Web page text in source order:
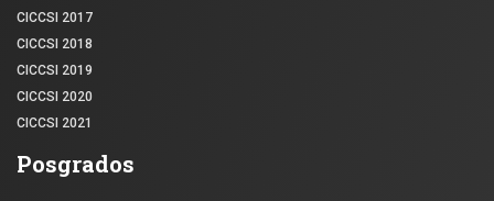
CICCSI 2017
CICCSI 2018
CICCSI 2019
CICCSI 2020
CICCSI 2021
Posgrados